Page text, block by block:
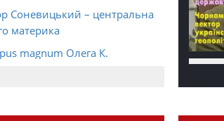
Соневицький – центральна
материка
magnum Олега К.